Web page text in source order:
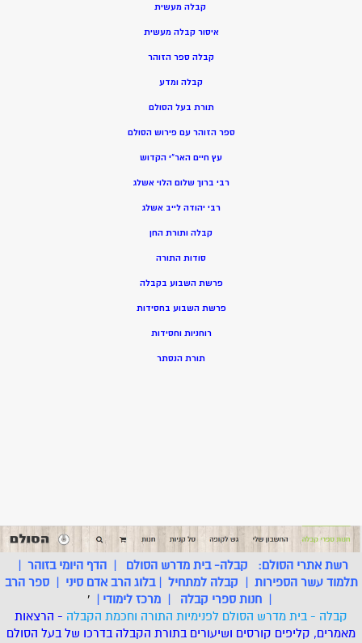
קבלה מעשית
איסור קבלה מעשית
קבלה ספר הזוהר
קבלה ומדע
תורת בעל הסולם
ספר הזוהר עם פירוש הסולם
עץ חיים האר”י הקדוש
רבי ברוך שלום הלוי אשלג
רבי יהודה לייב אשלג
קבלה ותורת החן
סודות התורה
פרשת השבוע בקבלה
פרשת השבוע בחסידות
רוחניות וחסידות
תורת הנסתר
רשת אתרי הסולם: קבלה- בית מדרש הסולם |הדף היומי בזוהר |
תלמוד עשר הספירות | קבלה למתחיל |בלוג הרב אדם סיני |ספר הרב
| חנות ספרי קבלה | מרכז לימודי |
'
קבלה - בית מדרש הסולם לפנימיות התורה וחכמת הקבלה - הרצאות
מאמרים, קליפים קורסים ושיעורים בתורת הקבלה בדרכו של בעל הסולם